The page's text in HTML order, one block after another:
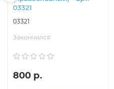
03321
03321
Закончился
800 р.